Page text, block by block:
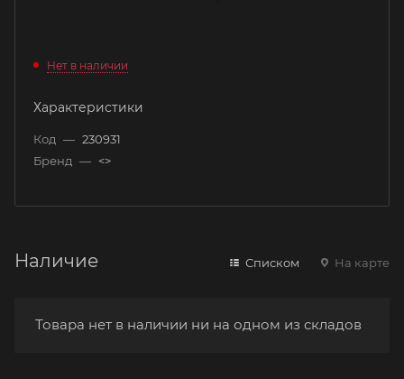
Нет в наличии
Характеристики
Код — 230931
Бренд — <>
Наличие Списком На карте
Товара нет в наличии ни на одном из складов